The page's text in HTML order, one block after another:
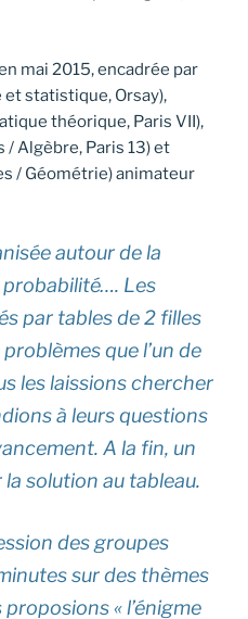
mai 2015, encadrée par
statistique, Orsay),
théorique, Paris VII),
/ Algèbre, Paris 13) et
/ Géométrie) animateur
autour de la
Les
par tables de 2 filles
que l’un de
les laissions chercher
à leurs questions
A la fin, un
solution au tableau.
des groupes
sur des thèmes
« l’énigme